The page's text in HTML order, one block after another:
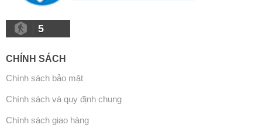
5
CHÍNH SÁCH
Chính sách bảo mật
Chính sách và quy định chung
Chính sách giao hàng